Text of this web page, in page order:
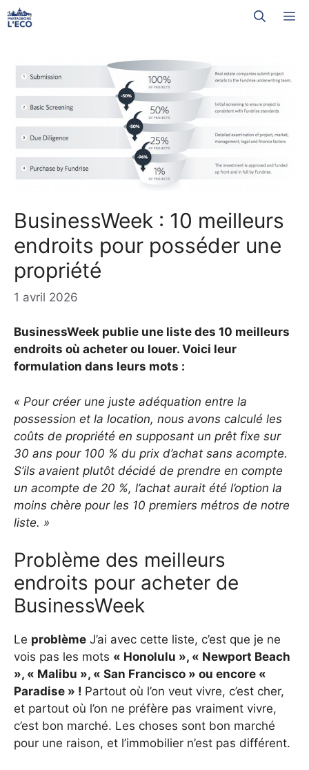
Aller
au
BusinessWeek : 10 meilleurs
endroits pour posséder une
propriété
1 avril 2026
BusinessWeek publie une liste des 10 meilleurs
endroits où acheter ou louer. Voici leur
formulation dans leurs mots :
« Pour créer une juste adéquation entre la
possession et la location, nous avons calculé les
coûts de propriété en supposant un prêt fixe sur
30 ans pour 100 % du prix d’achat sans acompte.
S’ils avaient plutôt décidé de prendre en compte
un acompte de 20 %, l’achat aurait été l’option la
moins chère pour les 10 premiers métros de notre
liste. »
Problème des meilleurs
endroits pour acheter de
BusinessWeek
Le problème J’ai avec cette liste, c’est que je ne
vois pas les mots « Honolulu », « Newport Beach
», « Malibu », « San Francisco » ou encore «
Paradise » ! Partout où l’on veut vivre, c’est cher,
et partout où l’on ne préfère pas vraiment vivre,
c’est bon marché. Les choses sont bon marché
pour une raison, et l’immobilier n’est pas différent.